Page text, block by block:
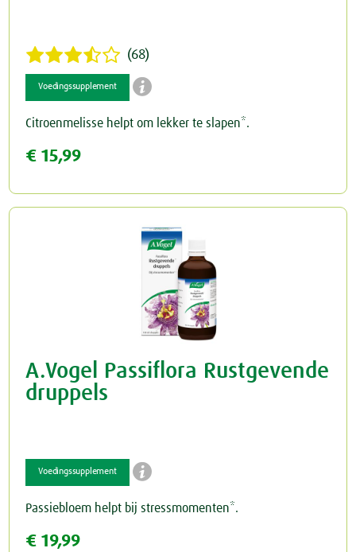
(68)
Voedingssupplement 
Citroenmelisse helpt om lekker te slapen*.
€ 15,99
A.Vogel Passiflora Rustgevende
druppels
Voedingssupplement 
Passiebloem helpt bij stressmomenten*.
€ 19,99